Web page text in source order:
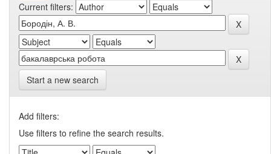
Current filters:
Start a new search
Add filters:
Use filters to refine the search results.